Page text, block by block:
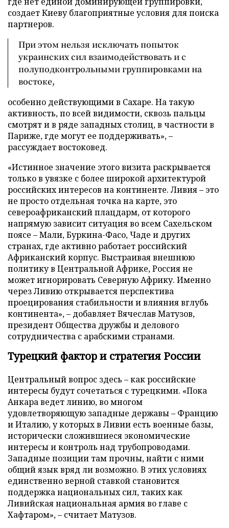
создает Киеву благоприятные условия для поиска
партнеров.
При этом нельзя исключать попыток
украинских сил взаимодействовать и с
полуподконтрольными группировками на
востоке,
особенно действующими в Сахаре. На такую
активность, по всей видимости, сквозь пальцы
смотрят и в ряде западных столиц, в частности в
Париже, где могут ее поддерживать», –
рассуждает востоковед.
«Истинное значение этого визита раскрывается
только в увязке с более широкой архитектурой
российских интересов на континенте. Ливия – это
не просто отдельная точка на карте, это
североафриканский плацдарм, от которого
напрямую зависит ситуация во всем Сахельском
поясе – Мали, Буркина-Фасо, Чаде и других
странах, где активно работает российский
Африканский корпус. Выстраивая внешнюю
политику в Центральной Африке, Россия не
может игнорировать Северную Африку. Именно
через Ливию открывается перспектива
проецирования стабильности и влияния вглубь
континента», – добавляет Вячеслав Матузов,
президент Общества дружбы и делового
сотрудничества с арабскими странами.
Турецкий фактор и стратегия России
Центральный вопрос здесь – как российские
интересы будут сочетаться с турецкими. «Пока
Анкара ведет линию, во многом
удовлетворяющую западные державы – Францию
и Италию, у которых в Ливии есть военные базы,
исторически сложившиеся экономические
интересы и контроль над трубопроводами.
Западные позиции там прочны, найти с ними
общий язык вряд ли возможно. В этих условиях
единственно верной ставкой становится
поддержка национальных сил, таких как
Ливийская национальная армия во главе с
Хафтаром», – считает Матузов.